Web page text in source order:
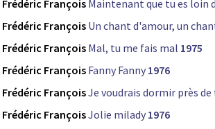
Frédéric François Maintenant que tu es loin
Frédéric François Un chant d'amour, un
Frédéric François Mal, tu me fais mal 1975
Frédéric François Fanny Fanny 1976
Frédéric FrançoisJe voudrais dormir près
Frédéric FrançoisJolie milady 1976